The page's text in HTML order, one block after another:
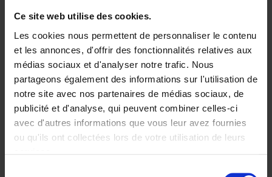
Ce site web utilise des cookies.
Les cookies nous permettent de personnaliser le contenu
et les annonces, d'offrir des fonctionnalités relatives aux
médias sociaux et d'analyser notre trafic. Nous
partageons également des informations sur l'utilisation de
notre site avec nos partenaires de médias sociaux, de
publicité et d'analyse, qui peuvent combiner celles-ci
avec d'autres informations que vous leur avez fournies
ou qu'ils ont collectées lors de votre utilisation de leurs
Optichannel Retail. Beyond
the Digital Hysteria
Gino Van Ossel
Autre finition
2019 350
€29,99